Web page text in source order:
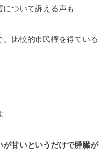
について訴える声も
比較的市民権を得ている
が甘いというだけで膵臓が